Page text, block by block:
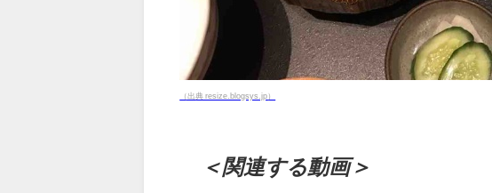
（出典 resize.blogsys.jp）
＜関連する動画＞